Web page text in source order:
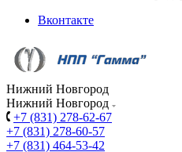
Вконтакте
Нижний Новгород
Нижний Новгород
+7 (831) 278-62-67
+7 (831) 278-60-57
+7 (831) 464-53-42